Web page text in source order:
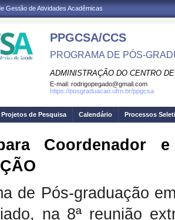
Gestão de Atividades Acadêmicas
PPGCSA/CCS
PROGRAMA DE PÓS-
ADMINISTRAÇÃO DO CENTRO
E-mail: rodrigopegado@gmail.com
https://posgraduacao.ufrn.br/ppgcsa
Projetos de Pesquisa Calendário Processos
Coordenador
de Pós-graduação
na 8ª reunião